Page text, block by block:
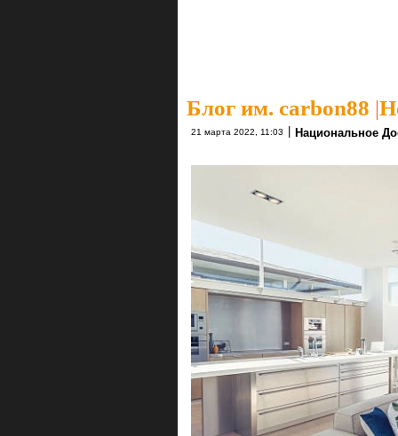
Блог им. carbon88 |
21 марта 2022, 11:03 Национальное